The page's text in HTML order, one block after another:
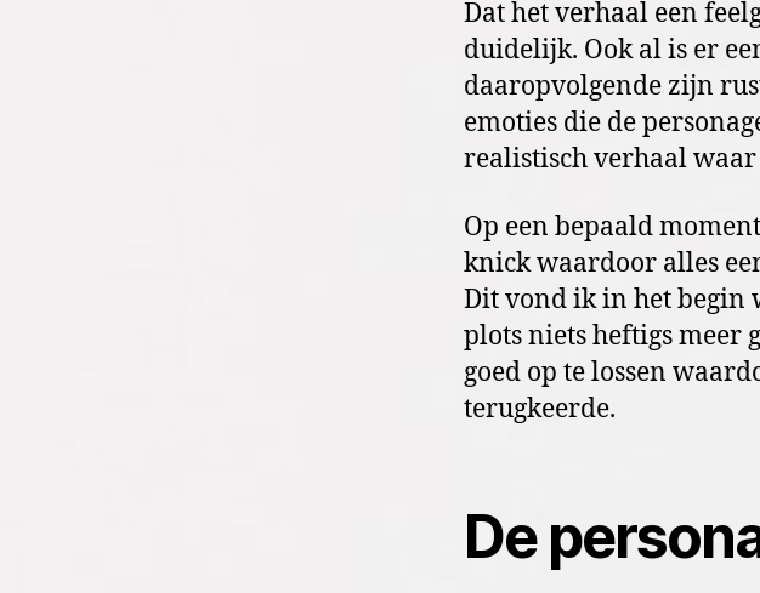
Dat het verhaal een
duidelijk. Ook al is er
daaropvolgende zijn
emoties die de
realistisch verhaal
Op een bepaald
knick waardoor alles
Dit vond ik in het begin
plots niets heftigs meer
goed op te lossen
terugkeerde.
De